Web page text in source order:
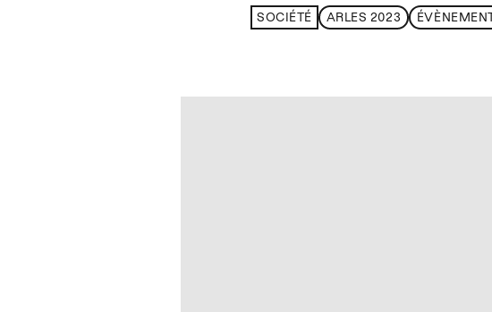
SOCIÉTÉ ARLES 2023